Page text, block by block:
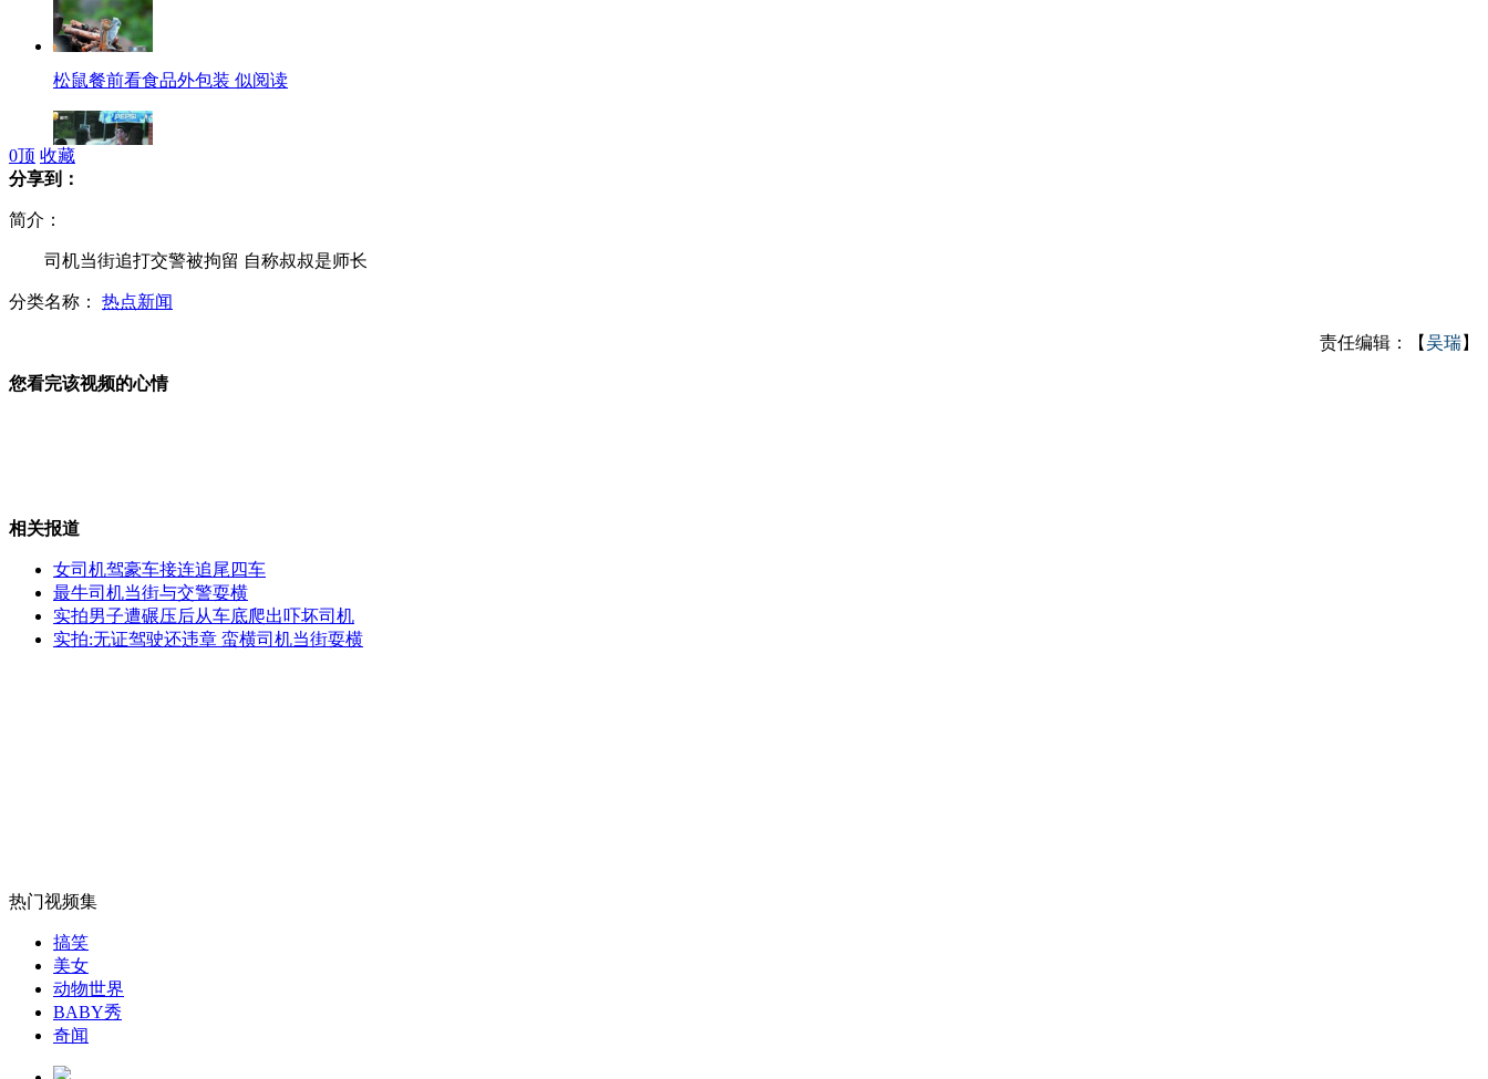
松鼠餐前看食品外包装 似阅读
男子参加招聘节目获20万年薪工作
安徽选美被批惊悚 选手称不敢回校
女孩北京地铁殴打老人 痛下狠手拳打脚踢
无痛分娩是否安全 医生回应
0顶 收藏
分享到：
简介：
司机当街追打交警被拘留 自称叔叔是师长
分类名称： 热点新闻
责任编辑：【吴瑞】
您看完该视频的心情
相关报道
女司机驾豪车接连追尾四车
最牛司机当街与交警耍横
实拍男子遭碾压后从车底爬出吓坏司机
实拍:无证驾驶还违章 蛮横司机当街耍横
热门视频集
搞笑
美女
动物世界
BABY秀
奇闻